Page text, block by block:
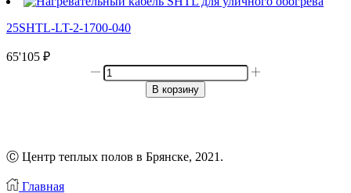
25SHTL-LT-2-1700-040
65'105 ₽
Количество
товара
ТЕПЛОЛЮКС
Вт
В корзину
Ⓒ Центр теплых полов в Брянске, 2021.
Главная